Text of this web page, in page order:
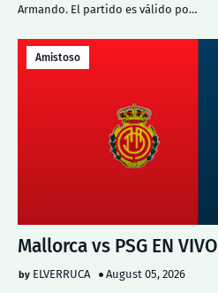
Armando. El partido es válido po…
Amistoso
Mallorca vs PSG EN VIVO
ELVERRUCA
August 05, 2026